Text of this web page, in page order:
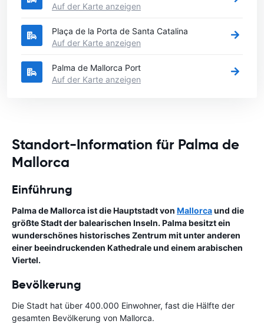
Auf der Karte anzeigen
Plaça de la Porta de Santa Catalina
Auf der Karte anzeigen
Palma de Mallorca Port
Auf der Karte anzeigen
Standort-Information für Palma de
Mallorca
Einführung
Palma de Mallorca ist die Hauptstadt von Mallorcaund die
größte Stadt der balearischen Inseln. Palma besitzt ein
wunderschönes historisches Zentrum mit unter anderen
einer beeindruckenden Kathedrale und einem arabischen
Viertel.
Bevölkerung
Die Stadt hat über 400.000 Einwohner, fast die Hälfte der
gesamten Bevölkerung von Mallorca.